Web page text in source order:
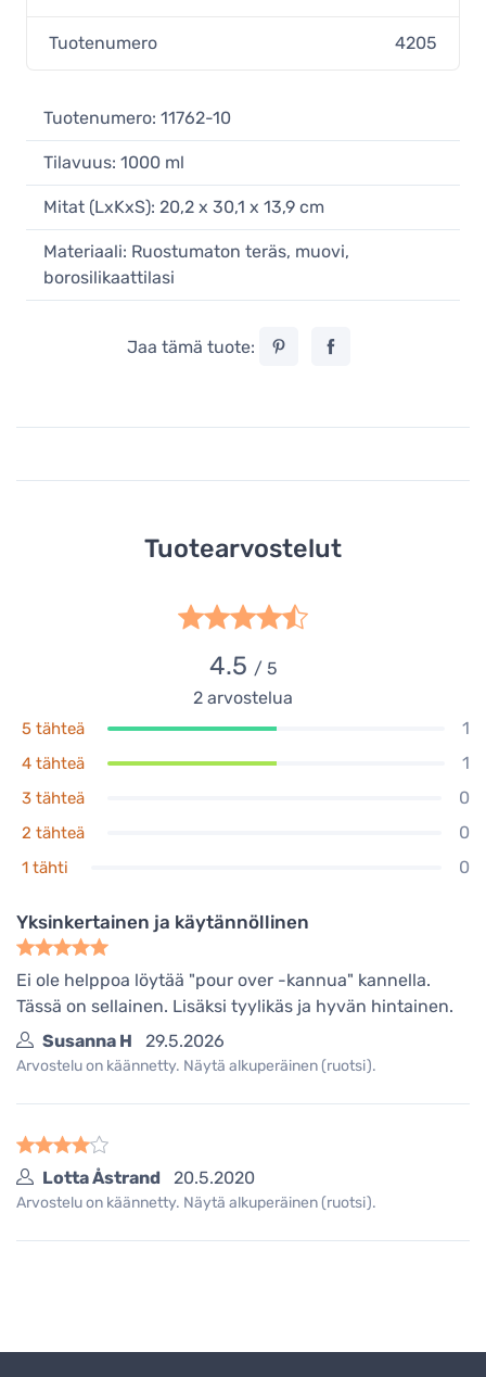
Tuotenumero 4205
Tuotenumero: 11762-10
Tilavuus: 1000 ml
Mitat (LxKxS): 20,2 x 30,1 x 13,9 cm
Materiaali: Ruostumaton teräs, muovi,
borosilikaattilasi
Jaa tämä tuote:
Tuotearvostelut
4.5 / 5
2 arvostelua
5 tähteä 1
4 tähteä 1
3 tähteä 0
2 tähteä 0
1 tähti 0
Yksinkertainen ja käytännöllinen
Ei ole helppoa löytää "pour over -kannua" kannella.
Tässä on sellainen. Lisäksi tyylikäs ja hyvän hintainen.
Susanna H
29.5.2026
Arvostelu on käännetty. Näytä alkuperäinen (ruotsi).
Lotta Åstrand 20.5.2020
Arvostelu on käännetty. Näytä alkuperäinen (ruotsi).